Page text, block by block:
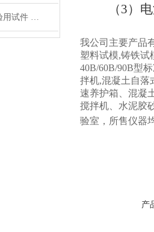
防水卷材橡胶塑料试验用试件 产品展示
（3）
我公司主要产品
塑料试模,铸铁试
40B/60B/90B型
拌机,混凝土自落
速养护箱、混凝
搅拌机、水泥胶
验室，所售仪器
产